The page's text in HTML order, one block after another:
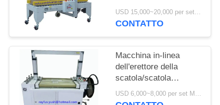
dell'erettore della
scatola e trasportatore
guarnizione
USD 15,000~20,000 per set MOQ:1 insieme
CONTATTO
Macchina in-linea
dell'erettore della
scatola/scatola
automatica semi
manuali che attacca
USD 6,000~8,000 per set MOQ:1 insieme